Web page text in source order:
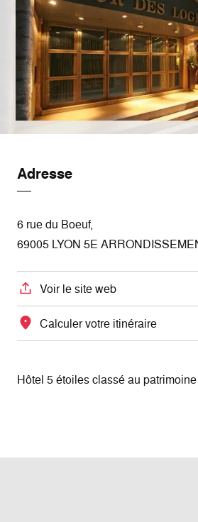
Adresse
6 rue du Boeuf,
69005 LYON 5E
Voir le site web
Calculer votre itinéraire
Hôtel 5 étoiles classé au